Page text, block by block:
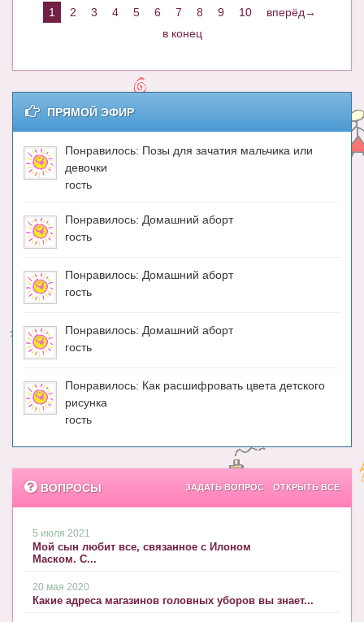
1 2 3 4 5 6 7 8 9 10
вперёд→
в конец
ПРЯМОЙ ЭФИР
Понравилось: Позы для зачатия мальчика или
девочки
гость
Понравилось: Домашний аборт
гость
Понравилось: Домашний аборт
гость
Понравилось: Домашний аборт
гость
Понравилось: Как расшифровать цвета детского
рисунка
гость
ВОПРОСЫ ОТКРЫТЬ ВСЕ
ЗАДАТЬ ВОПРОС
5 июля 2021
Мой сын любит все, связанное с Илоном
Маском. С...
20 мая 2020
Какие адреса магазинов головных уборов вы знает...